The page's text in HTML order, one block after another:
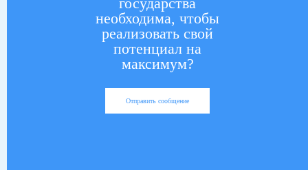
необходима, чтобы
реализовать свой
потенциал на
максимум?
Отправить сообщение